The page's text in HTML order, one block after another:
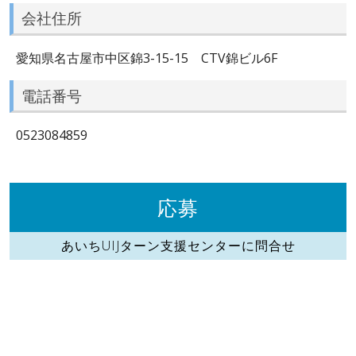
会社住所
愛知県名古屋市中区錦3-15-15 CTV錦ビル6F
電話番号
0523084859
応募
あいちUIJターン支援センターに問合せ